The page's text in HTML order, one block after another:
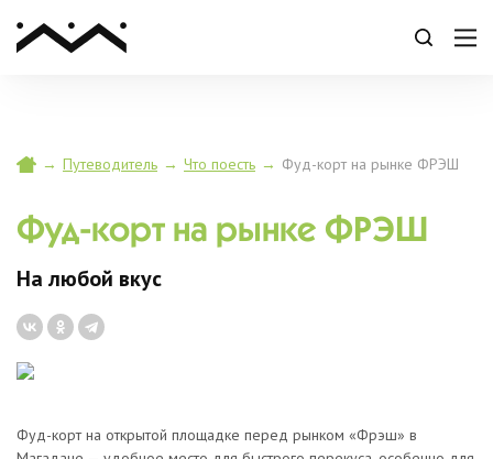
→ Путеводитель → Что поесть → Фуд-корт на рынке ФРЭШ
Фуд-корт на рынке ФРЭШ
На любой вкус
Фуд-корт на открытой площадке перед рынком «Фрэш» в